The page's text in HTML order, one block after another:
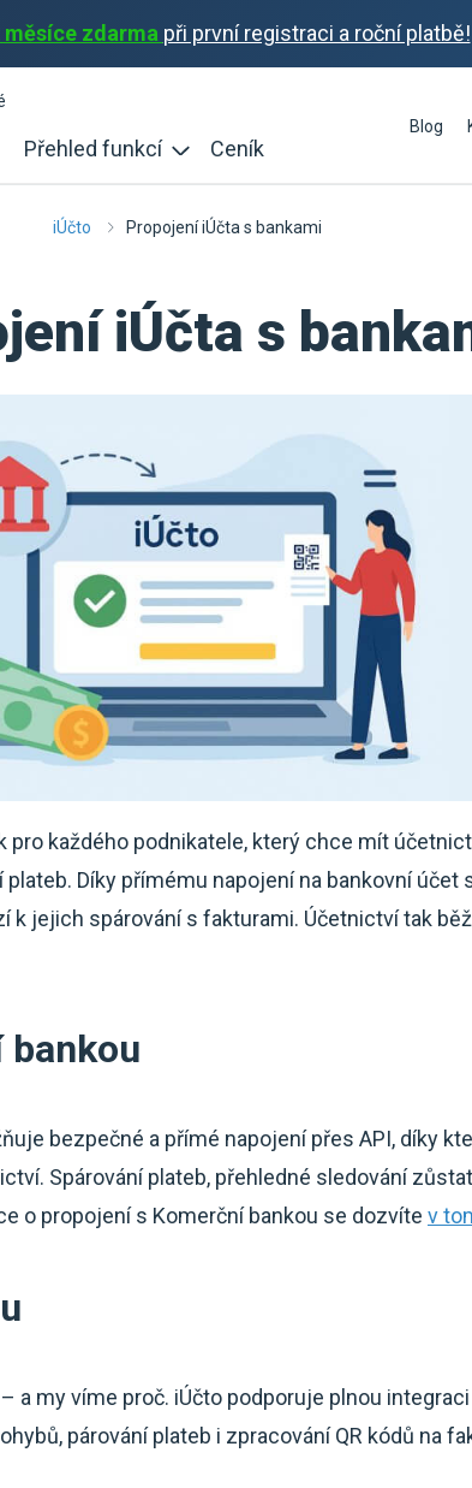
měsíce zdarma při první registraci a roční platbě!
Přehled funkcí Ceník
Blog
iÚčto Propojení iÚčta s bankami
iÚčta s
pro každého podnikatele, který chce mít
Díky přímému napojení na bankovní
k jejich spárování s fakturami. Účetnictví tak
bankou
bezpečné a přímé napojení přes API, díky
Spárování plateb, přehledné sledování
o propojení s Komerční bankou se dozvíte v
a my víme proč. iÚčto podporuje plnou
párování plateb i zpracování QR kódů na